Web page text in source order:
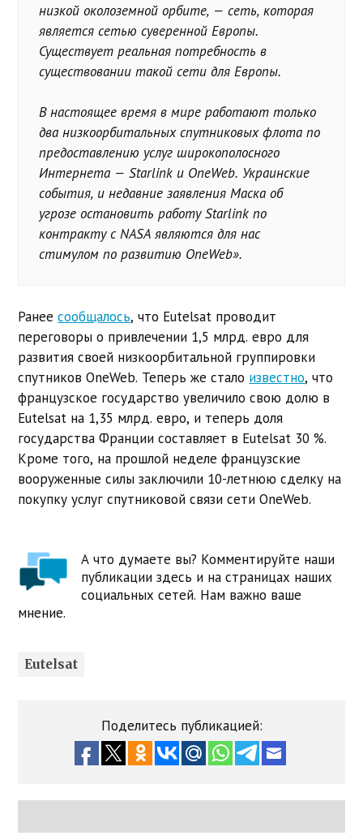
низкой околоземной орбите, — сеть, которая
является сетью суверенной Европы.
Существует реальная потребность в
существовании такой сети для Европы.
В настоящее время в мире работают только
два низкоорбитальных спутниковых флота по
предоставлению услуг широкополосного
Интернета — Starlink и OneWeb. Украинские
события, и недавние заявления Маска об
угрозе остановить работу Starlink по
контракту с NASA являются для нас
стимулом по развитию OneWeb».
Ранеесообщалось, что Eutelsat проводит
переговоры о привлечении 1,5 млрд. евро для
развития своей низкоорбитальной группировки
спутников OneWeb. Теперь же стало известно, что
французское государство увеличило свою долю в
Eutelsat на 1,35 млрд. евро, и теперь доля
государства Франции составляет в Eutelsat 30 %.
Кроме того, на прошлой неделе французские
вооруженные силы заключили 10-летнюю сделку на
покупку услуг спутниковой связи сети OneWeb.
А что думаете вы? Комментируйте наши
публикации здесь и на страницах наших
социальных сетей. Нам важно ваше
мнение.
Eutelsat
Поделитесь публикацией: